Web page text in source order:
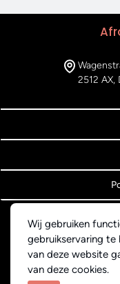
Wij gebruiken
gebruikservaring te
van deze website
van deze cookies.
2512 AX,
©